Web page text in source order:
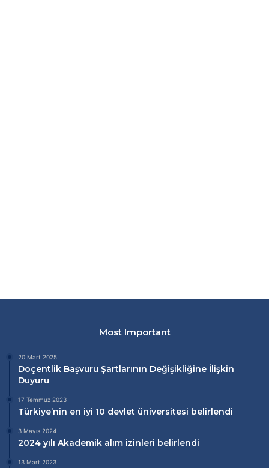
Most Important
20 Mart 2025
Doçentlik Başvuru Şartlarının Değişikliğine İlişkin
Duyuru
17 Temmuz 2023
Türkiye’nin en iyi 10 devlet üniversitesi belirlendi
3 Mayıs 2024
2024 yılı Akademik alım izinleri belirlendi
13 Mart 2023